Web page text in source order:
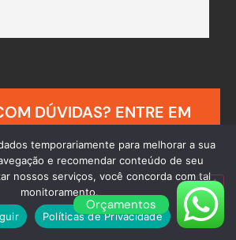
DÚVIDAS? ENTRE EM
CONTATO
Orçamentos
temporariamente para melhorar a sua
e recomendar conteúdo de seu
nossos serviços, você concorda com tal
monitoramento.
Políticas de Privacidade